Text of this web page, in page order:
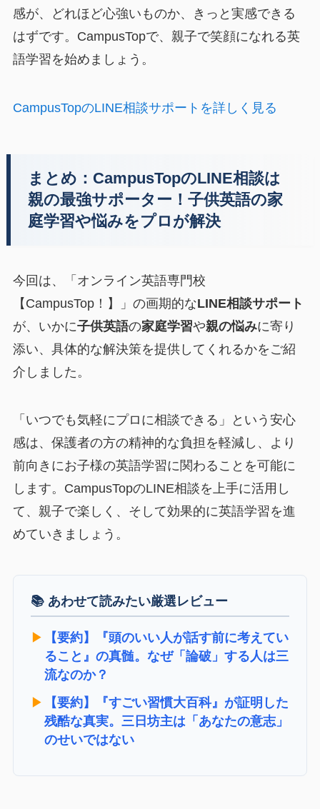
感が、どれほど心強いものか、きっと実感できる
はずです。CampusTopで、親子で笑顔になれる英
語学習を始めましょう。
CampusTopのLINE相談サポートを詳しく見る
まとめ：CampusTopのLINE相談は
親の最強サポーター！子供英語の家
庭学習や悩みをプロが解決
今回は、「オンライン英語専門校
【CampusTop！】」の画期的なLINE相談サポート
が、いかに子供英語の家庭学習や親の悩みに寄り
添い、具体的な解決策を提供してくれるかをご紹
介しました。
「いつでも気軽にプロに相談できる」という安心
感は、保護者の方の精神的な負担を軽減し、より
前向きにお子様の英語学習に関わることを可能に
します。CampusTopのLINE相談を上手に活用し
て、親子で楽しく、そして効果的に英語学習を進
めていきましょう。
📚 あわせて読みたい厳選レビュー
▶︎
【要約】『頭のいい人が話す前に考えてい
ること』の真髄。なぜ「論破」する人は三
流なのか？
▶︎
【要約】『すごい習慣大百科』が証明した
残酷な真実。三日坊主は「あなたの意志」
のせいではない